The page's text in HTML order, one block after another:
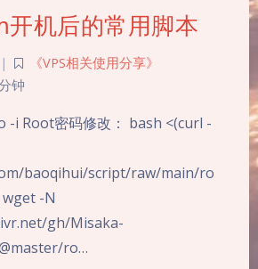
机后的常用脚本
|
《VPS相关使用分享》
钟
-i Root密码修改： bash <(curl -
baoqihui/script/raw/main/ro
-N
gh/Misaka-
ro…